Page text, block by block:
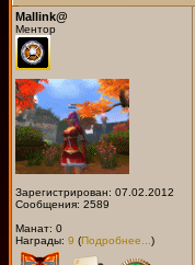
Mallink@
Ментор
Зарегистрирован: 07.02.2012
Сообщения: 2589
Манат: 0
Награды: 9 (Подробнее... )